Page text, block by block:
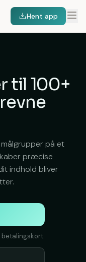
Hent app
til 100+
på et
præcise
indhold bliver
betalingskort.